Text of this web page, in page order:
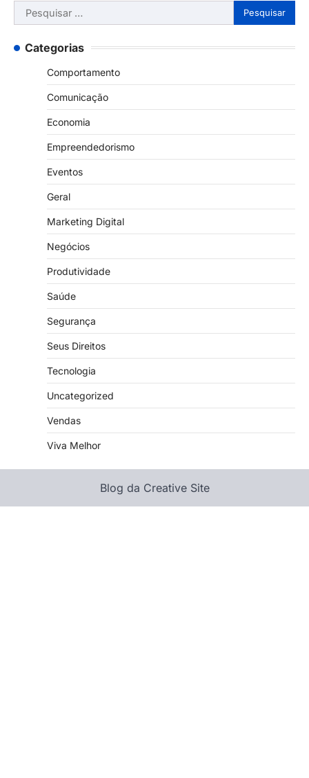
Pesquisar
por:
Categorias
Comportamento
Comunicação
Economia
Empreendedorismo
Eventos
Geral
Marketing Digital
Negócios
Produtividade
Saúde
Segurança
Seus Direitos
Tecnologia
Uncategorized
Vendas
Viva Melhor
Blog da Creative Site